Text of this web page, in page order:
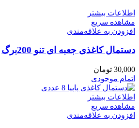
اطلاعات بیشتر
مشاهده سریع
افزودن به علاقه‌مندی
دستمال کاغذی جعبه ای تنو 200برگ
30,000 تومان
اتمام موجودی
اطلاعات بیشتر
مشاهده سریع
افزودن به علاقه‌مندی